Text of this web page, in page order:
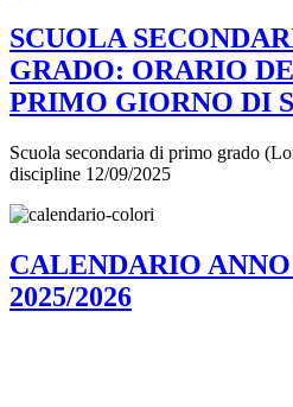
SCUOLA
GRADO: ORARIO
PRIMO GIORNO DI
Scuola secondaria di primo grado
discipline 12/09/2025
CALENDARIO
2025/2026